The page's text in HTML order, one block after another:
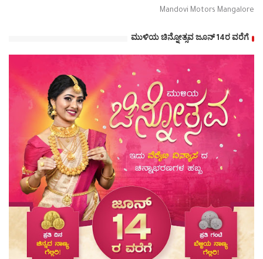
Mandovi Motors Mangalore
ಮುಳಿಯ ಚಿನ್ನೋತ್ಸವ ಜೂನ್ 14ರ ವರೆಗೆ